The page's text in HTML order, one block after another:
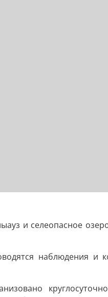
и селеопасное
наблюдения и